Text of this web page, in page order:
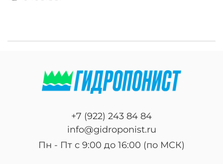
+7 (922) 243 84 84
info@gidroponist.ru
Пн - Пт с 9:00 до 16:00 (по МСК)